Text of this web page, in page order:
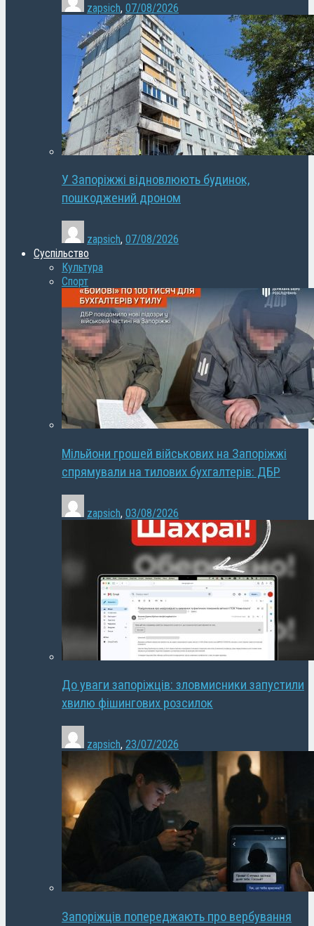
zapsich, 07/08/2026
У Запоріжжі відновлюють будинок,
пошкоджений дроном
zapsich, 07/08/2026
Суспільство
Культура
Спорт
Мільйони грошей військових на Запоріжжі
спрямували на тилових бухгалтерів: ДБР
zapsich, 03/08/2026
До уваги запоріжців: зловмисники запустили
хвилю фішингових розсилок
zapsich, 23/07/2026
Запоріжців попереджають про вербування